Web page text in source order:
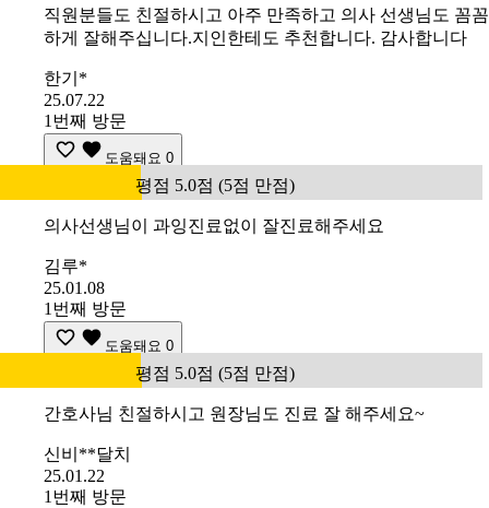
직원분들도 친절하시고 아주 만족하고 의사 선생님도 꼼꼼
하게 잘해주십니다.지인한테도 추천합니다. 감사합니다
한기*
25.07.22
1번째 방문
도움돼요 0
평점 5.0점 (5점 만점)
의사선생님이 과잉진료없이 잘진료해주세요
김루*
25.01.08
1번째 방문
도움돼요 0
평점 5.0점 (5점 만점)
간호사님 친절하시고 원장님도 진료 잘 해주세요~
신비**달치
25.01.22
1번째 방문